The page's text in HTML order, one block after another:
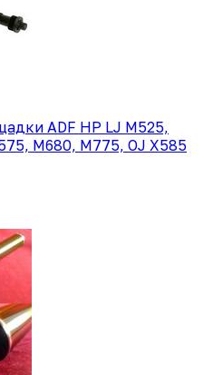
ADF HP LJ M525,
M680, M775, OJ X585